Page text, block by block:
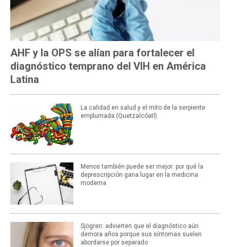
AHF y la OPS se alían para fortalecer el
diagnóstico temprano del VIH en América
Latina
La calidad en salud y el mito de la serpiente
emplumada (Quetzalcóatl)
Menos también puede ser mejor: por qué la
deprescripción gana lugar en la medicina
moderna
Sjögren: advierten que el diagnóstico aún
demora años porque sus síntomas suelen
abordarse por separado